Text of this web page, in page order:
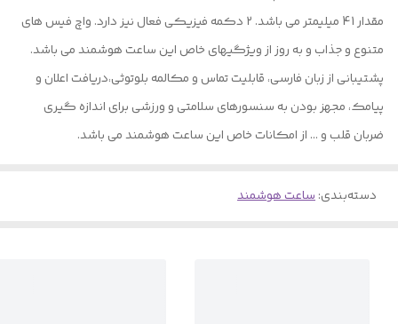
مقدار 41 میلیمتر می باشد. ۲ دکمه فیزیکی فعال نیز دارد. واچ فیس های
متنوع و جذاب و به روز از ویژگیهای خاص این ساعت هوشمند می باشد.
پشتیبانی از زبان فارسی، قابلیت تماس و مکالمه بلوتوثی،دریافت اعلان و
پیامک، مجهز بودن به سنسورهای سلامتی و ورزشی برای اندازه گیری
ضربان قلب و ... از امکانات خاص این ساعت هوشمند می باشد.
دسته‌بندی:ساعت هوشمند